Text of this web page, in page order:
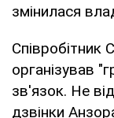
змінилася
організував
зв'язок. Не
дзвінки